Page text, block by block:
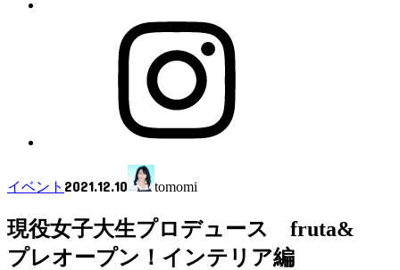
イベント 2021.12.10 tomomi
現役女子大生プロデュース fruta&
プレオープン！インテリア編